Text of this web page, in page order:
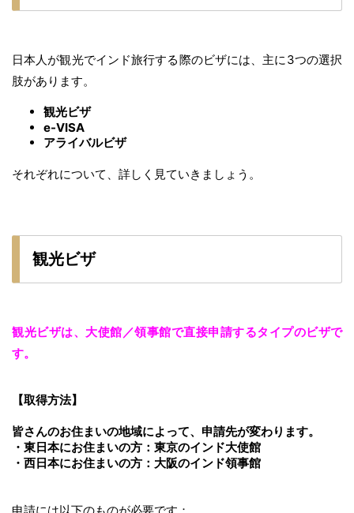
日本人が観光でインド旅行する際のビザには、主に3つの選択
肢があります。
観光ビザ
e-VISA
アライバルビザ
それぞれについて、詳しく見ていきましょう。
観光ビザ
観光ビザは、大使館／領事館で直接申請するタイプのビザで
す。
【取得方法】
皆さんのお住まいの地域によって、申請先が変わります。
・東日本にお住まいの方：東京のインド大使館
・西日本にお住まいの方：大阪のインド領事館